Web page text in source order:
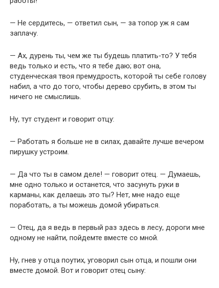
— Hе сердитесь, — ответил сын, — за топор уж я сам
заплачу.
— Ах, дурень ты, чем же ты будешь платить-то? У тебя
ведь только и есть, что я тебе даю; вот она,
студенческая твоя премудрость, которой ты себе голову
набил, а что до того, чтобы дерево срубить, в этом ты
ничего не смыслишь.
Ну, тут студент и говорит отцу:
— Работать я больше не в силах, давайте лучше вечером
пирушку устроим.
— Да что ты в самом деле! — говорит отец. — Думаешь,
мне одно только и останется, что засунуть руки в
карманы, как делаешь это ты? Нет, мне надо еще
поработать, а ты можешь домой убираться.
— Отец, да я ведь в первый раз здесь в лесу, дороги мне
одному не найти, пойдемте вместе со мной.
Ну, гнев у отца поутих, уговорил сын отца, и пошли они
вместе домой. Вот и говорит отец сыну: